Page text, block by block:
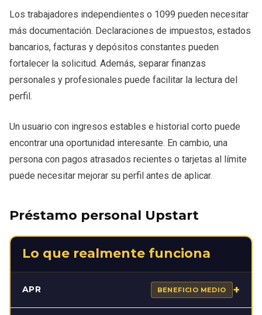
Los trabajadores independientes o 1099 pueden necesitar
más documentación. Declaraciones de impuestos, estados
bancarios, facturas y depósitos constantes pueden
fortalecer la solicitud. Además, separar finanzas
personales y profesionales puede facilitar la lectura del
perfil.
Un usuario con ingresos estables e historial corto puede
encontrar una oportunidad interesante. En cambio, una
persona con pagos atrasados recientes o tarjetas al límite
puede necesitar mejorar su perfil antes de aplicar.
Préstamo personal Upstart
Lo que realmente funciona
APR BENEFICIO MEDIO +